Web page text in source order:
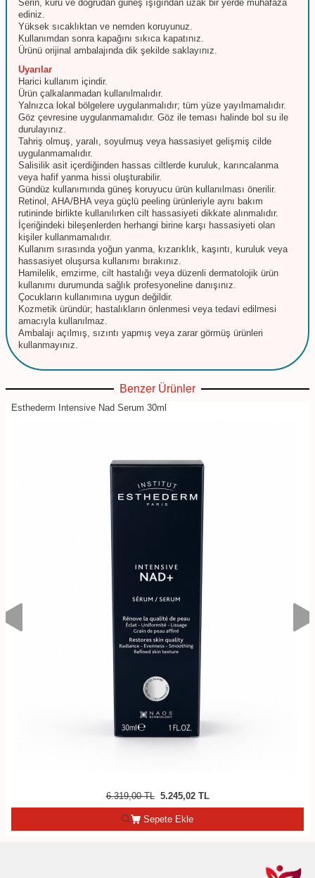
Serin, kuru ve doğrudan güneş ışığından uzak bir yerde muhafaza
ediniz.
Yüksek sıcaklıktan ve nemden koruyunuz.
Kullanımdan sonra kapağını sıkıca kapatınız.
Ürünü orijinal ambalajında dik şekilde saklayınız.
Uyarılar
Harici kullanım içindir.
Ürün çalkalanmadan kullanılmalıdır.
Yalnızca lokal bölgelere uygulanmalıdır; tüm yüze yayılmamalıdır.
Göz çevresine uygulanmamalıdır. Göz ile teması halinde bol su ile
durulayınız.
Tahriş olmuş, yaralı, soyulmuş veya hassasiyet gelişmiş cilde
uygulanmamalıdır.
Salisilik asit içerdiğinden hassas ciltlerde kuruluk, karıncalanma
veya hafif yanma hissi oluşturabilir.
Gündüz kullanımında güneş koruyucu ürün kullanılması önerilir.
Retinol, AHA/BHA veya güçlü peeling ürünleriyle aynı bakım
rutininde birlikte kullanılırken cilt hassasiyeti dikkate alınmalıdır.
İçeriğindeki bileşenlerden herhangi birine karşı hassasiyeti olan
kişiler kullanmamalıdır.
Kullanım sırasında yoğun yanma, kızarıklık, kaşıntı, kuruluk veya
hassasiyet oluşursa kullanımı bırakınız.
Hamilelik, emzirme, cilt hastalığı veya düzenli dermatolojik ürün
kullanımı durumunda sağlık profesyoneline danışınız.
Çocukların kullanımına uygun değildir.
Kozmetik üründür; hastalıkların önlenmesi veya tedavi edilmesi
amacıyla kullanılmaz.
Ambalajı açılmış, sızıntı yapmış veya zarar görmüş ürünleri
kullanmayınız.
Benzer Ürünler
Esthederm Intensive Nad Serum 30ml
6.319,00TL 5.245,02TL
Sepete Ekle